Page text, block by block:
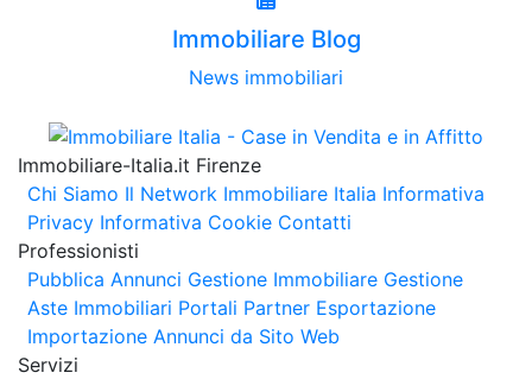
Immobiliare Blog
News immobiliari
Immobiliare-Italia.it Firenze
Chi Siamo Il Network Immobiliare Italia Informativa
Privacy Informativa Cookie Contatti
Professionisti
Pubblica Annunci Gestione Immobiliare Gestione
Aste Immobiliari Portali Partner Esportazione
Importazione Annunci da Sito Web
Servizi